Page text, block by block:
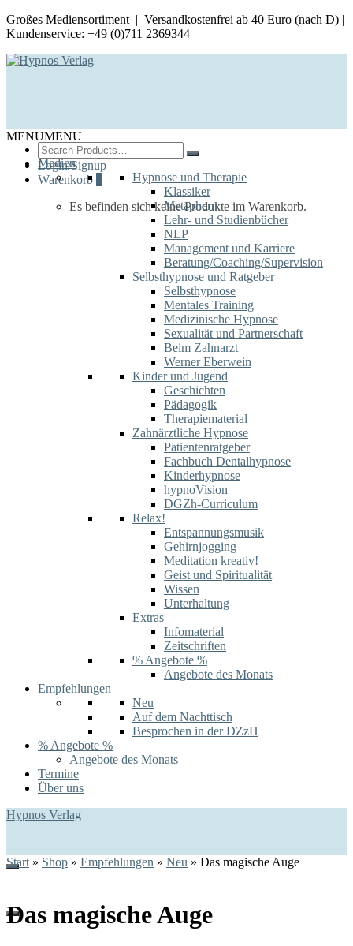
Großes Mediensortiment | Versandkostenfrei ab 40 Euro (nach D) |
Kundenservice: +49 (0)711 2369344
Search
for:
Login/Signup
Warenkorb
Es befinden sich keine Produkte im Warenkorb.
MENUMENU
Medien
Hypnose und Therapie
Klassiker
Metaphern
Lehr- und Studienbücher
NLP
Management und Karriere
Beratung/Coaching/Supervision
Selbsthypnose und Ratgeber
Selbsthypnose
Mentales Training
Medizinische Hypnose
Sexualität und Partnerschaft
Beim Zahnarzt
Werner Eberwein
Kinder und Jugend
Geschichten
Pädagogik
Therapiematerial
Zahnärztliche Hypnose
Patientenratgeber
Fachbuch Dentalhypnose
Kinderhypnose
hypnoVision
DGZh-Curriculum
Relax!
Entspannungsmusik
Gehirnjogging
Meditation kreativ!
Geist und Spiritualität
Wissen
Unterhaltung
Extras
Infomaterial
Zeitschriften
% Angebote %
Angebote des Monats
Empfehlungen
Neu
Auf dem Nachttisch
Besprochen in der DZzH
% Angebote %
Angebote des Monats
Termine
Über uns
Hypnos Verlag
Start » Shop » Empfehlungen » Neu » Das magische Auge
Das magische Auge